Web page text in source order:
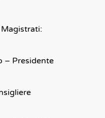
– Presidente